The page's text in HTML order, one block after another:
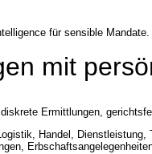
mit
Ermittlungen,
Handel,